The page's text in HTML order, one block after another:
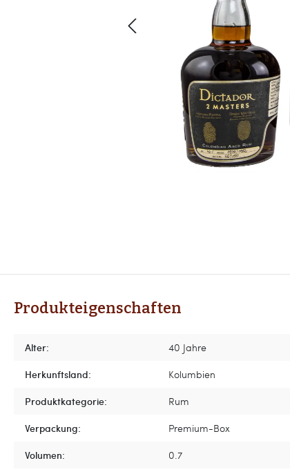
Produkteigenschaften
Alter:
40 Jahre
Herkunftsland:
Kolumbien
Produktkategorie:
Rum
Verpackung:
Premium-Box
Volumen:
0.7